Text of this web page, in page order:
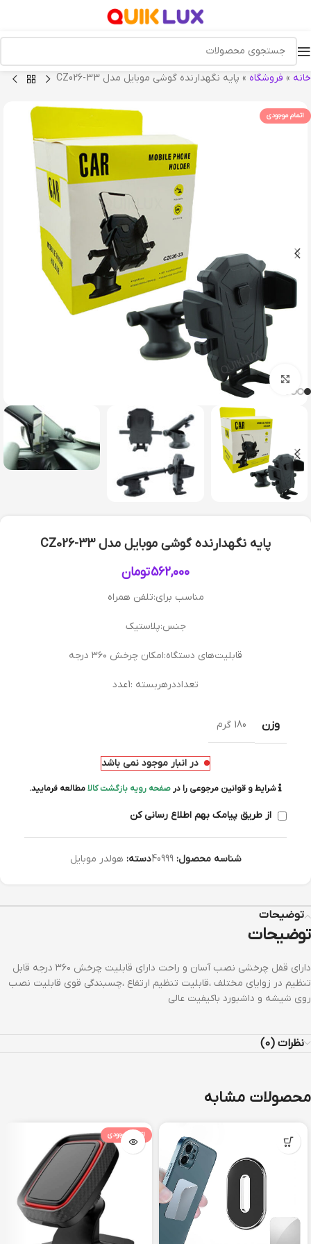
خانه » فروشگاه » پایه نگهدارنده گوشی موبایل مدل CZ026-33
اتمام موجودی
بزرگنمایی تصویر
پایه نگهدارنده گوشی موبایل مدل CZ026-33
562,000تومان
مناسب برای:تلفن همراه
جنس:پلاستیک
قابلیت‌های دستگاه:امکان چرخش ۳۶۰ درجه
تعداددرهربسته :1عدد
وزن 180 گرم
در انبار موجود نمی باشد
شرایط و قوانین مرجوعی را درصفحه رویه بازگشت کالامطالعه فرمایید.
از طریق پیامک بهم اطلاع رسانی کن
شناسه محصول:40999دسته: هولدر موبایل
توضیحات
توضیحات
دارای قفل چرخشی نصب آسان و راحت دارای قابلیت چرخش ۳۶۰ درجه قابل
تنظیم در زوایای مختلف ،قابلیت تنظیم ارتفاع ،چسبندگی قوی قابلیت نصب
روی شیشه و داشبورد باکیفیت عالی
نظرات (0)
محصولات مشابه
اتمام موجودی